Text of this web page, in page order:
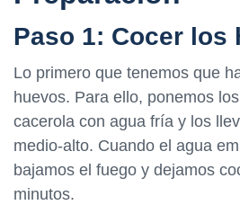
Paso 1: Cocer los
Lo primero que tenemos que
huevos. Para ello, ponemos
cacerola con agua fría y los
medio-alto. Cuando el agua
bajamos el fuego y dejamos
minutos.